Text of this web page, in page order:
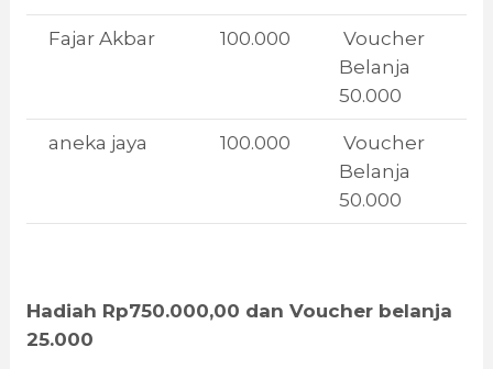
Fajar Akbar 100.000
Voucher
Belanja
50.000
aneka jaya 100.000
Voucher
Belanja
50.000
Hadiah Rp750.000,00 dan Voucher belanja
25.000